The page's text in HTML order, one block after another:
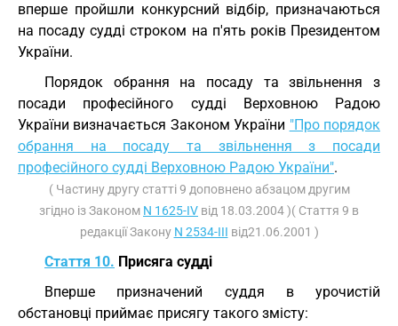
вперше пройшли конкурсний відбір, призначаються
на посаду судді строком на п'ять років Президентом
України.
Порядок обрання на посаду та звільнення з
посади професійного судді Верховною Радою
України визначається Законом України "Про порядок
обрання на посаду та звільнення з посади
професійного судді Верховною Радою України".
( Частину другу статті 9 доповнено абзацом другим
згідно із Законом N 1625-IV від 18.03.2004 )( Стаття 9 в
редакції Закону N 2534-III від21.06.2001 )
Стаття 10. Присяга судді
Вперше призначений суддя в урочистій
обстановці приймає присягу такого змісту: